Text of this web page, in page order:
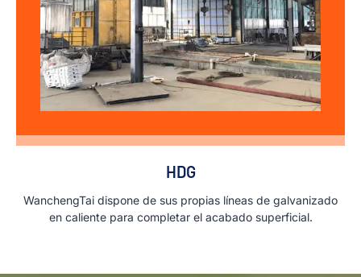
HDG
WanchengTai dispone de sus propias líneas de galvanizado
en caliente para completar el acabado superficial.